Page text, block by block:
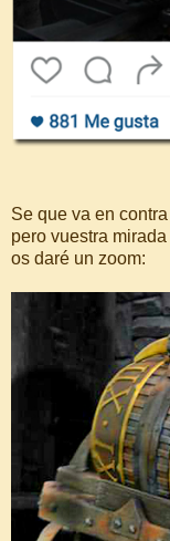
Se que va en
pero vuestra
os daré un zoom: